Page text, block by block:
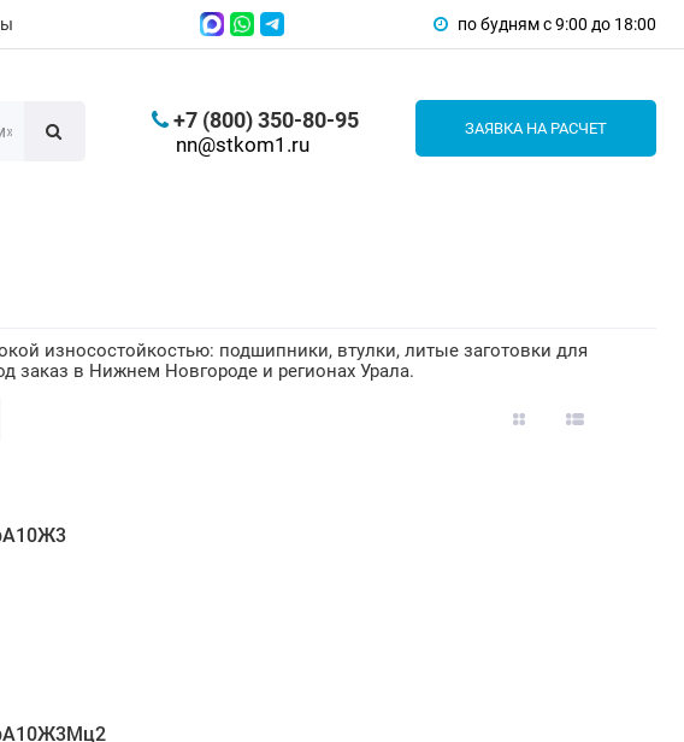
по будням с 9:00 до 18:00
+7 (800) 350-80-95
nn@stkom1.ru
ЗАЯВКА НА РАСЧЕТ
износостойкостью: подшипники, втулки, литые заготовки для
заказ в Нижнем Новгороде и регионах Урала.